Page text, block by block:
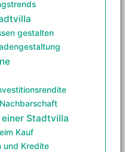
gestalten
einer Stadtvilla
Kauf
und Kredite